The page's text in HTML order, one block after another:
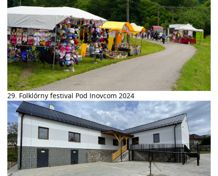
29. Folklórny festival Pod Inovcom 2024